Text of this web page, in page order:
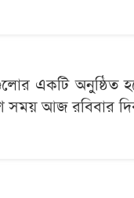
একটি অনুষ্ঠিত
আজ রবিবার